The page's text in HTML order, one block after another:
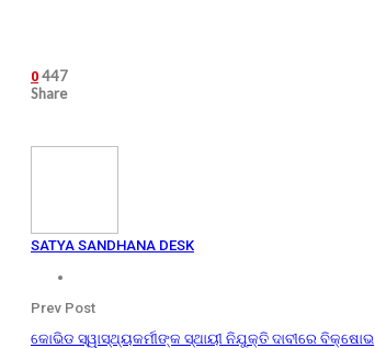
0 447
Share
SATYA SANDHANA DESK
Prev Post
କୋଭିଡ ସ୍ୱାସ୍ଥ୍ୟକର୍ମୀଙ୍କ ସ୍ଥାୟୀ ନିଯୁକ୍ତି ଦାବୀରେ ବିକ୍ଷୋଭ